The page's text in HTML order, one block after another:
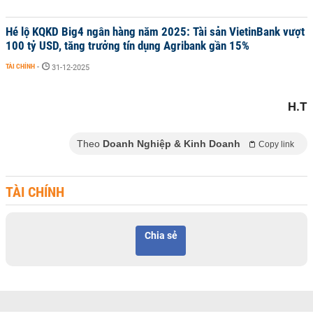
Hé lộ KQKD Big4 ngân hàng năm 2025: Tài sản VietinBank vượt
100 tỷ USD, tăng trưởng tín dụng Agribank gần 15%
TÀI CHÍNH - 31-12-2025
H.T
Theo Doanh Nghiệp & Kinh Doanh Copy link
TÀI CHÍNH
Chia sẻ